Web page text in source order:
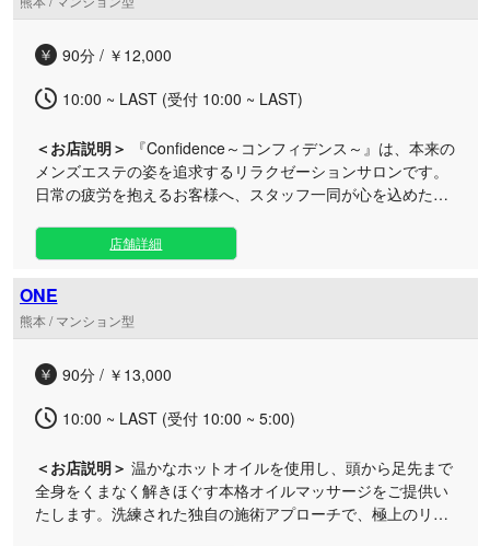
堪能ください。 お仕事帰りや休日など、日常のふとした空き
ク上の上質な空間と丁寧なケアで、心ゆくまで安らぎの時間
おります。
90分 / ￥12,000
10:00 ~ LAST (受付 10:00 ~ LAST)
＜お店説明＞
『Confidence～コンフィデンス～』は、本来の
メンズエステの姿を追求するリラクゼーションサロンです。
日常の疲労を抱えるお客様へ、スタッフ一同が心を込めた最
リンパマッサージの施術経験を持つセラピストを中心に運営
しております。日々技術の向上に励み、コリや張りをじっく
り和らげる丁寧な施術が強みです。 日々の忙しさでお身体や
心にお疲れを感じている男性の方に向けて、お仕事帰りや休
日のお出かけの合間など、リフレッシュしたい時に気軽にお
を解き放つプライベートなルームで、誠心誠意心を込めた施
おります。
店舗詳細
ONE
熊本 / マンション型
90分 / ￥13,000
10:00 ~ LAST (受付 10:00 ~ 5:00)
＜お店説明＞ 温かなホットオイルを使用し、頭から足先まで
全身をくまなく解きほぐす本格オイルマッサージをご提供い
たします。洗練された独自の施術アプローチで、極上のリラ